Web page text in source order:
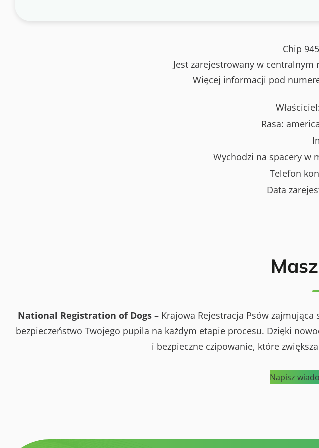
Chip
Jest zarejestrowany w
Więcej informacji pod
Rasa:
Wychodzi na spacery w
Telefon
Data
National Registration of Dogs – Krajowa Rejestracja Psów
bezpieczeństwo Twojego pupila na każdym etapie procesu. Dzięki
i bezpieczne czipowanie, które
Napisz